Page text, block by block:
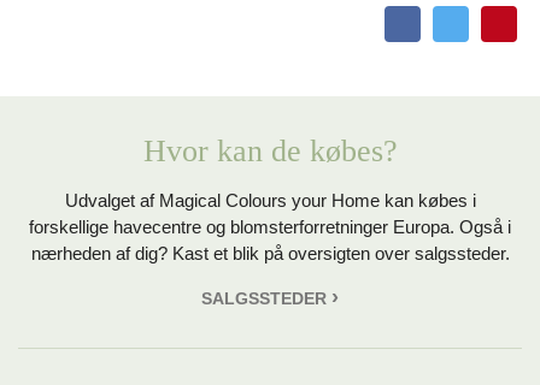
Hvor kan de købes?
Udvalget af Magical Colours your Home kan købes i
forskellige havecentre og blomsterforretninger Europa. Også i
nærheden af dig? Kast et blik på oversigten over salgssteder.
SALGSSTEDER